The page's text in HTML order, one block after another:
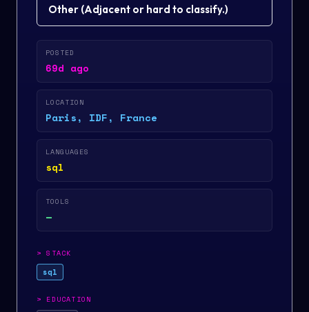
Other (Adjacent or hard to classify.)
POSTED
69d ago
LOCATION
Paris, IDF, France
LANGUAGES
sql
TOOLS
—
>STACK
sql
> EDUCATION